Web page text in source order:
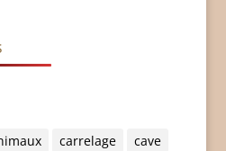
carrelage
cave